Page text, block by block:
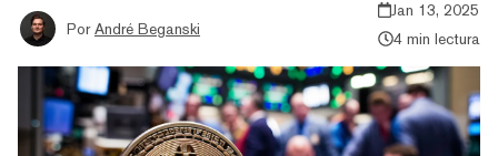
Por André Beganski
Jan 13, 2025
4 min lectura